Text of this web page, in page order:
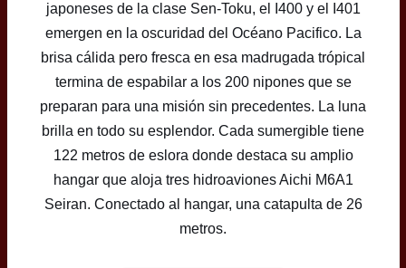
japoneses de la clase Sen-Toku, el I400 y el I401
emergen en la oscuridad del Océano Pacifico. La
brisa cálida pero fresca en esa madrugada trópical
termina de espabilar a los 200 nipones que se
preparan para una misión sin precedentes. La luna
brilla en todo su esplendor. Cada sumergible tiene
122 metros de eslora donde destaca su amplio
hangar que aloja tres hidroaviones Aichi M6A1
Seiran. Conectado al hangar, una catapulta de 26
metros.